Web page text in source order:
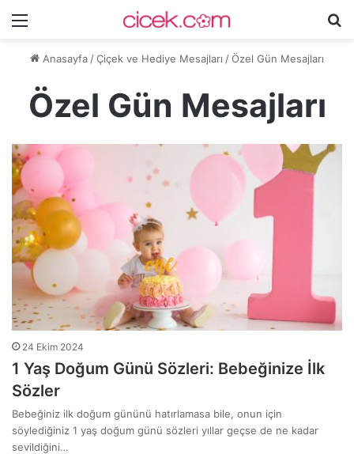
Menü
Anasayfa /Çiçek ve Hediye Mesajları /Özel Gün Mesajları
Özel Gün Mesajları
24 Ekim 2024
1 Yaş Doğum Günü Sözleri: Bebeğinize İlk
Sözler
Bebeğiniz ilk doğum gününü hatırlamasa bile, onun için
söylediğiniz 1 yaş doğum günü sözleri yıllar geçse de ne kadar
sevildiğini…